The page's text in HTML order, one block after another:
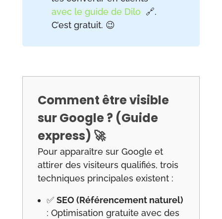
avec le guide de Dilo 🔗.
C’est gratuit. 😉
Comment être visible
sur Google ? (Guide
express) 🚀
Pour apparaître sur Google et
attirer des visiteurs qualifiés, trois
techniques principales existent :
✅ SEO (Référencement naturel)
: Optimisation gratuite avec des